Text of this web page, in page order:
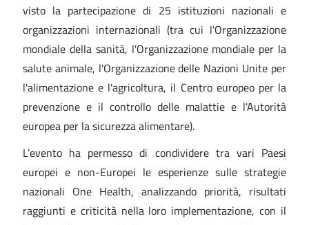
visto la partecipazione di 25 istituzioni nazionali e
organizzazioni internazionali (tra cui l'Organizzazione
mondiale della sanità, l'Organizzazione mondiale per la
salute animale, l'Organizzazione delle Nazioni Unite per
l'alimentazione e l'agricoltura, il Centro europeo per la
prevenzione e il controllo delle malattie e l'Autorità
europea per la sicurezza alimentare).
L’evento ha permesso di condividere tra vari Paesi
europei e non-Europei le esperienze sulle strategie
nazionali One Health, analizzando priorità, risultati
raggiunti e criticità nella loro implementazione, con il